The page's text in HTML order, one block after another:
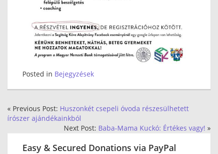
Posted in Bejegyzések
« Previous Post: Huszonkét csepeli óvoda részesülhetett
írószer ajándékainkból
Next Post: Baba-Mama Kuckó: Értékes vagy! »
Easy & Secured Donations via PayPal